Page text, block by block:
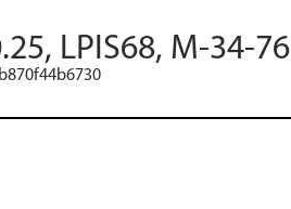
LPIS68, M-34-